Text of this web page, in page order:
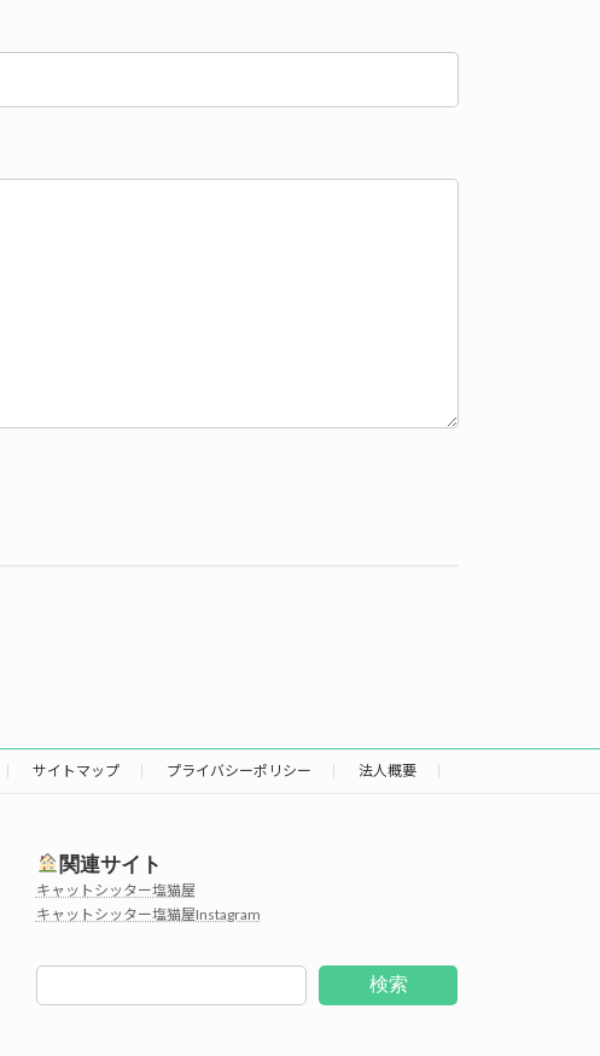
サイトマップ プライバシーポリシー 法人概要
関連サイト
キャットシッター塩猫屋
キャットシッター塩猫屋Instagram
検索